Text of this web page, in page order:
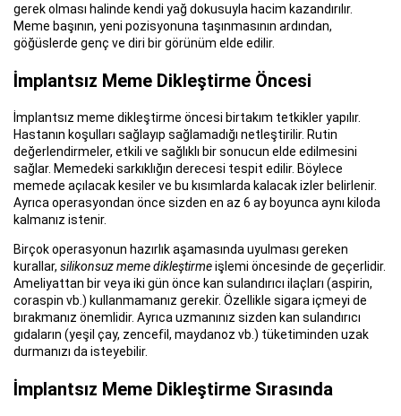
gerek olması halinde kendi yağ dokusuyla hacim kazandırılır.
Meme başının, yeni pozisyonuna taşınmasının ardından,
göğüslerde genç ve diri bir görünüm elde edilir.
İmplantsız Meme Dikleştirme Öncesi
İmplantsız meme dikleştirme öncesi birtakım tetkikler yapılır.
Hastanın koşulları sağlayıp sağlamadığı netleştirilir. Rutin
değerlendirmeler, etkili ve sağlıklı bir sonucun elde edilmesini
sağlar. Memedeki sarkıklığın derecesi tespit edilir. Böylece
memede açılacak kesiler ve bu kısımlarda kalacak izler belirlenir.
Ayrıca operasyondan önce sizden en az 6 ay boyunca aynı kiloda
kalmanız istenir.
Birçok operasyonun hazırlık aşamasında uyulması gereken
kurallar, silikonsuz meme dikleştirmeişlemi öncesinde de geçerlidir.
Ameliyattan bir veya iki gün önce kan sulandırıcı ilaçları (aspirin,
coraspin vb.) kullanmamanız gerekir. Özellikle sigara içmeyi de
bırakmanız önemlidir. Ayrıca uzmanınız sizden kan sulandırıcı
gıdaların (yeşil çay, zencefil, maydanoz vb.) tüketiminden uzak
durmanızı da isteyebilir.
İmplantsız Meme Dikleştirme Sırasında